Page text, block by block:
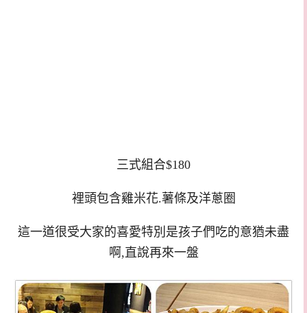
三式組合$180
裡頭包含雞米花.薯條及洋蔥圈
這一道很受大家的喜愛特別是孩子們吃的意猶未盡
啊,直說再來一盤